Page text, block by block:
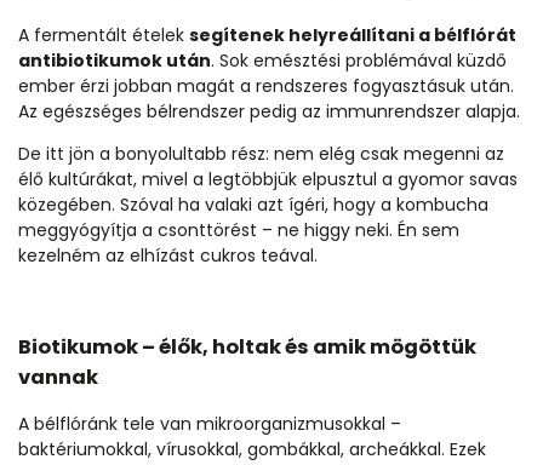
A fermentált ételek segítenek helyreállítani a bélflórát
antibiotikumok után. Sok emésztési problémával küzdő
ember érzi jobban magát a rendszeres fogyasztásuk után.
Az egészséges bélrendszer pedig az immunrendszer alapja.
De itt jön a bonyolultabb rész: nem elég csak megenni az
élő kultúrákat, mivel a legtöbbjük elpusztul a gyomor savas
közegében. Szóval ha valaki azt ígéri, hogy a kombucha
meggyógyítja a csonttörést – ne higgy neki. Én sem
kezelném az elhízást cukros teával.
Biotikumok – élők, holtak és amik mögöttük
vannak
A bélflóránk tele van mikroorganizmusokkal –
baktériumokkal, vírusokkal, gombákkal, archeákkal. Ezek